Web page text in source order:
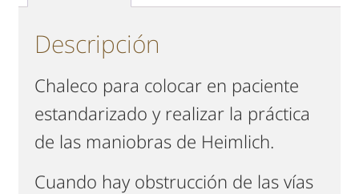
Descripción
Chaleco para colocar en paciente
estandarizado y realizar la práctica
de las maniobras de Heimlich.
Cuando hay obstrucción de las vías